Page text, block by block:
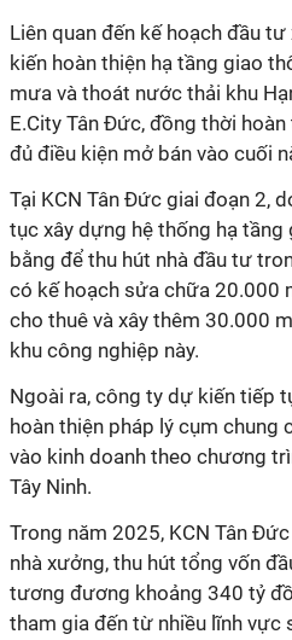
Liên quan đến kế hoạch đầu
kiến hoàn thiện hạ tầng giao
mưa và thoát nước thải khu
E.City Tân Đức, đồng thời
đủ điều kiện mở bán vào cuối
Tại KCN Tân Đức giai đoạn 2,
tục xây dựng hệ thống hạ tầng
bằng để thu hút nhà đầu tư
có kế hoạch sửa chữa 20.000
cho thuê và xây thêm 30.000
khu công nghiệp này.
Ngoài ra, công ty dự kiến tiếp
hoàn thiện pháp lý cụm chung
vào kinh doanh theo chương
Tây Ninh.
Trong năm 2025, KCN Tân
nhà xưởng, thu hút tổng vốn
tương đương khoảng 340 tỷ
tham gia đến từ nhiều lĩnh vực